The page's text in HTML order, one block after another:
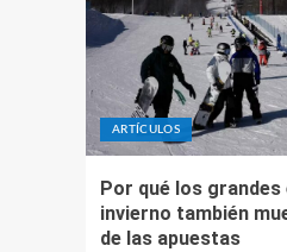
ARTÍCULOS
Por qué los
invierno también
de las apuestas